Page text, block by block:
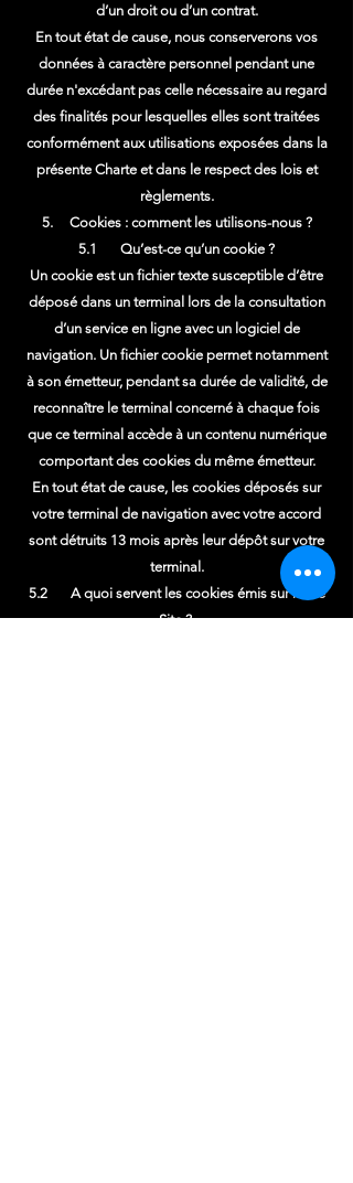
d’un droit ou d’un contrat.
En tout état de cause, nous conserverons vos
données à caractère personnel pendant une
durée n'excédant pas celle nécessaire au regard
des finalités pour lesquelles elles sont traitées
conformément aux utilisations exposées dans la
présente Charte et dans le respect des lois et
règlements.
5. Cookies : comment les utilisons-nous ?
5.1 Qu’est-ce qu’un cookie ?
Un cookie est un fichier texte susceptible d’être
déposé dans un terminal lors de la consultation
d’un service en ligne avec un logiciel de
navigation. Un fichier cookie permet notamment
à son émetteur, pendant sa durée de validité, de
reconnaître le terminal concerné à chaque fois
que ce terminal accède à un contenu numérique
comportant des cookies du même émetteur.
En tout état de cause, les cookies déposés sur
votre terminal de navigation avec votre accord
sont détruits 13 mois après leur dépôt sur votre
terminal.
5.2 A quoi servent les cookies émis sur notre
Site ?